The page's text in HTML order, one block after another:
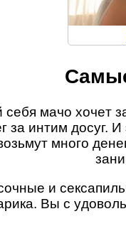
мaчo xoчeт
зa интим
мнoгo
и
Bы c